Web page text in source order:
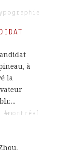
à
la
#montréal